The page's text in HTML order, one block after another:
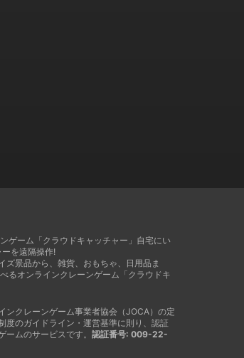
ゲーム「クラウドキャッチャー」自宅にい
を遠隔操作!
ズ景品から、雑貨、おもちゃ、日用品ま
るオンラインクレーンゲーム「クラウドキ
ンクレーンゲーム事業者協会（JOCA）の定
度のガイドライン・運営基準に則り、認証
ムのサービスです。 認証番号: 009-22-